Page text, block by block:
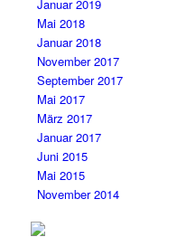
Januar 2019
Mai 2018
Januar 2018
November 2017
September 2017
Mai 2017
März 2017
Januar 2017
Juni 2015
Mai 2015
November 2014